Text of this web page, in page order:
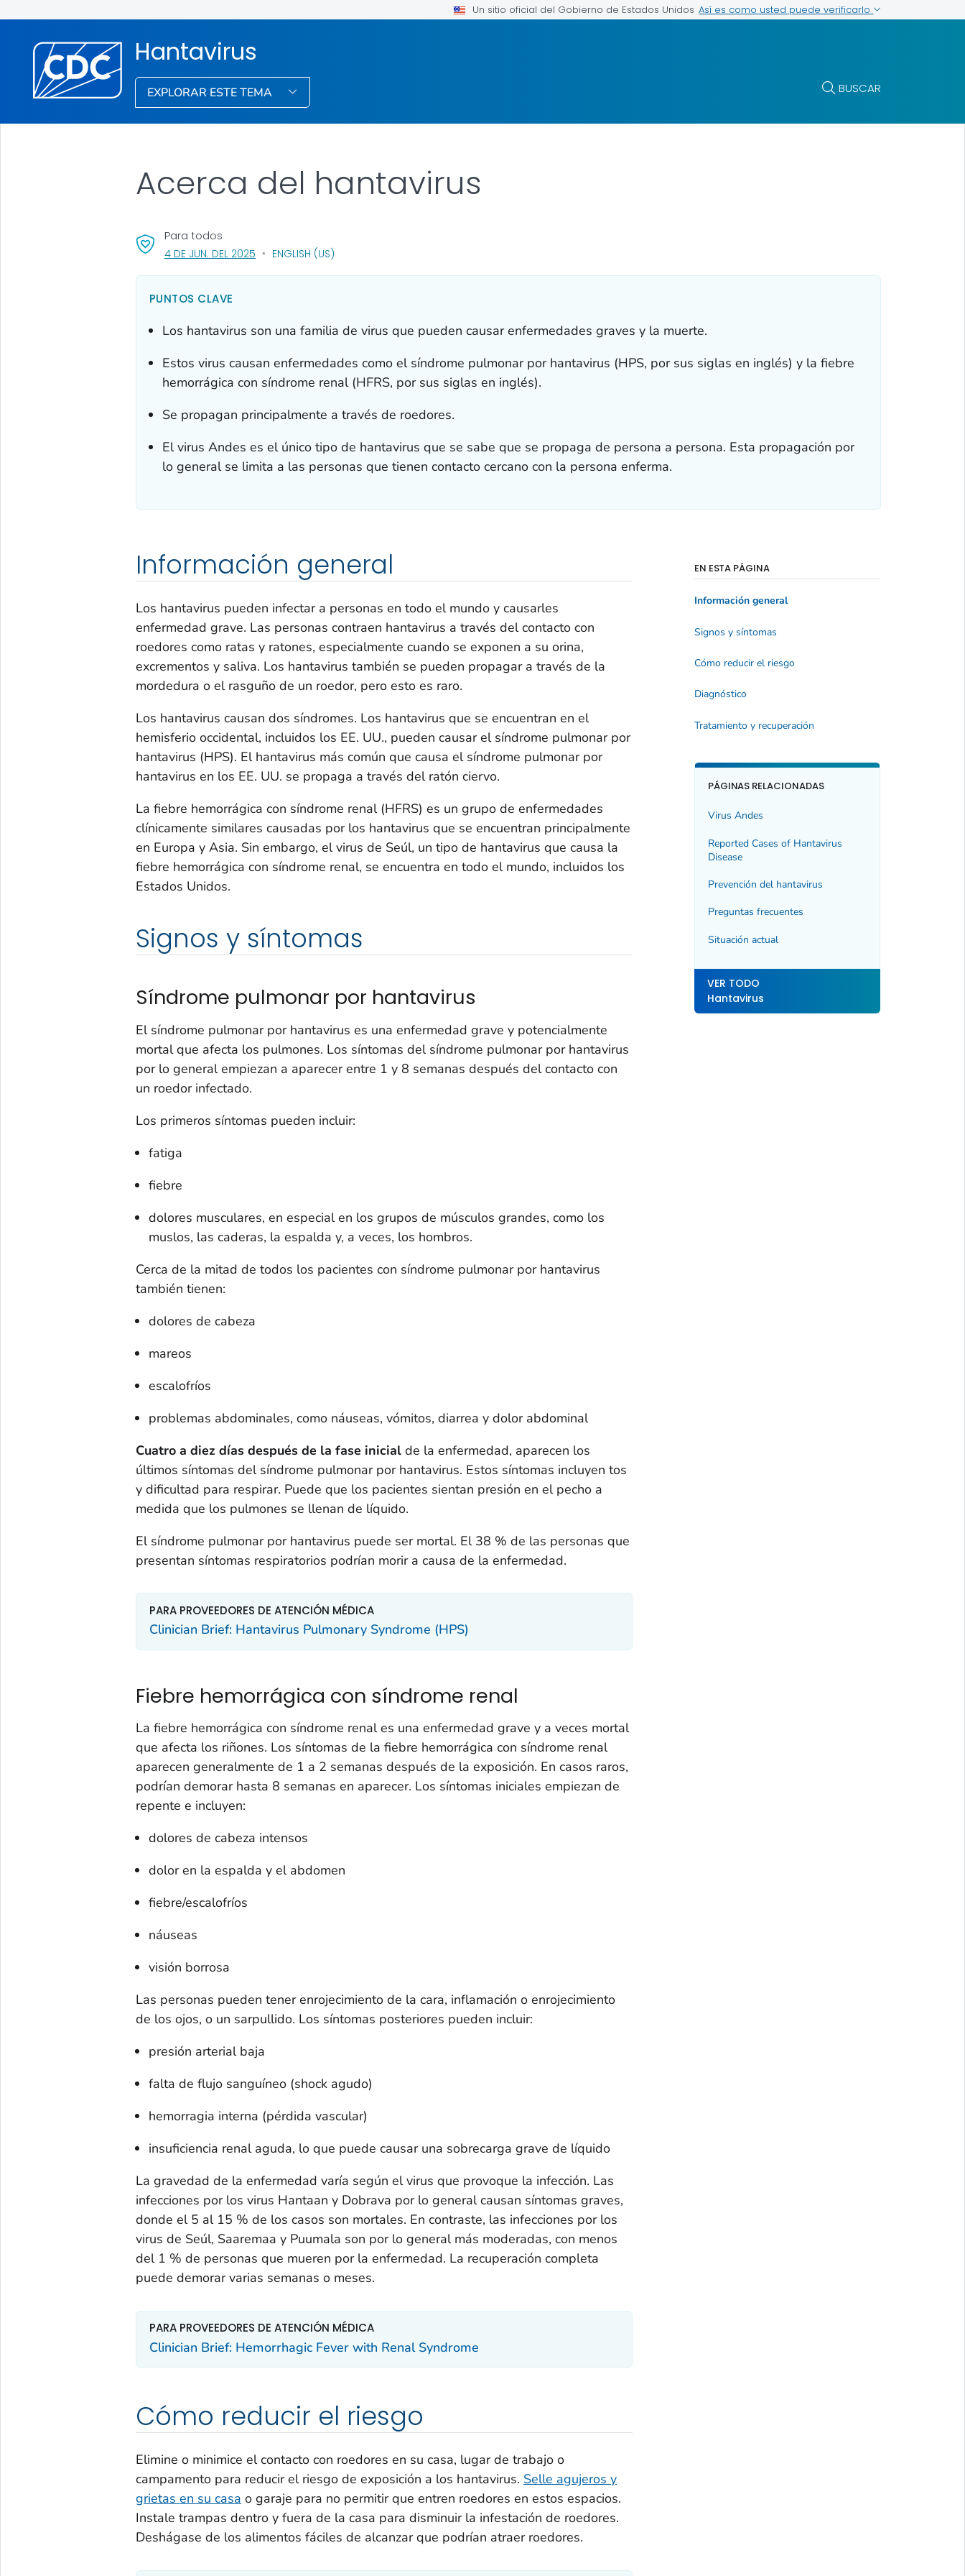
Un sitio oficial del Gobierno de Estados Unidos Así es como usted puede verificarlo
Hantavirus
EXPLORAR ESTE TEMA BUSCAR
Acerca del hantavirus
Para todos
4 DE JUN. DEL 2025, VISIT LINK FOR DETAILS.
ENGLISH (US)
PUNTOS CLAVE
Los hantavirus son una familia de virus que pueden causar enfermedades graves y la muerte.
Estos virus causan enfermedades como el síndrome pulmonar por hantavirus (HPS, por sus siglas en inglés) y la fiebre
hemorrágica con síndrome renal (HFRS, por sus siglas en inglés).
Se propagan principalmente a través de roedores.
El virus Andes es el único tipo de hantavirus que se sabe que se propaga de persona a persona. Esta propagación por
lo general se limita a las personas que tienen contacto cercano con la persona enferma.
Información general
Los hantavirus pueden infectar a personas en todo el mundo y causarles
enfermedad grave. Las personas contraen hantavirus a través del contacto con
roedores como ratas y ratones, especialmente cuando se exponen a su orina,
excrementos y saliva. Los hantavirus también se pueden propagar a través de la
mordedura o el rasguño de un roedor, pero esto es raro.
Los hantavirus causan dos síndromes. Los hantavirus que se encuentran en el
hemisferio occidental, incluidos los EE. UU., pueden causar el síndrome pulmonar por
hantavirus (HPS). El hantavirus más común que causa el síndrome pulmonar por
hantavirus en los EE. UU. se propaga a través del ratón ciervo.
La fiebre hemorrágica con síndrome renal (HFRS) es un grupo de enfermedades
clínicamente similares causadas por los hantavirus que se encuentran principalmente
en Europa y Asia. Sin embargo, el virus de Seúl, un tipo de hantavirus que causa la
fiebre hemorrágica con síndrome renal, se encuentra en todo el mundo, incluidos los
Estados Unidos.
Signos y síntomas
Síndrome pulmonar por hantavirus
El síndrome pulmonar por hantavirus es una enfermedad grave y potencialmente
mortal que afecta los pulmones. Los síntomas del síndrome pulmonar por hantavirus
por lo general empiezan a aparecer entre 1 y 8 semanas después del contacto con
un roedor infectado.
Los primeros síntomas pueden incluir:
fatiga
fiebre
dolores musculares, en especial en los grupos de músculos grandes, como los
muslos, las caderas, la espalda y, a veces, los hombros.
Cerca de la mitad de todos los pacientes con síndrome pulmonar por hantavirus
también tienen:
dolores de cabeza
mareos
escalofríos
problemas abdominales, como náuseas, vómitos, diarrea y dolor abdominal
Cuatro a diez días después de la fase inicialde la enfermedad, aparecen los
últimos síntomas del síndrome pulmonar por hantavirus. Estos síntomas incluyen tos
y dificultad para respirar. Puede que los pacientes sientan presión en el pecho a
medida que los pulmones se llenan de líquido.
El síndrome pulmonar por hantavirus puede ser mortal. El 38 % de las personas que
presentan síntomas respiratorios podrían morir a causa de la enfermedad.
PARA PROVEEDORES DE ATENCIÓN MÉDICA
Clinician Brief: Hantavirus Pulmonary Syndrome (HPS)
Fiebre hemorrágica con síndrome renal
La fiebre hemorrágica con síndrome renal es una enfermedad grave y a veces mortal
que afecta los riñones. Los síntomas de la fiebre hemorrágica con síndrome renal
aparecen generalmente de 1 a 2 semanas después de la exposición. En casos raros,
podrían demorar hasta 8 semanas en aparecer. Los síntomas iniciales empiezan de
repente e incluyen:
dolores de cabeza intensos
dolor en la espalda y el abdomen
fiebre/escalofríos
náuseas
visión borrosa
Las personas pueden tener enrojecimiento de la cara, inflamación o enrojecimiento
de los ojos, o un sarpullido. Los síntomas posteriores pueden incluir:
presión arterial baja
falta de flujo sanguíneo (shockagudo)
hemorragia interna (pérdida vascular)
insuficiencia renal aguda, lo que puede causar una sobrecarga grave de líquido
La gravedad de la enfermedad varía según el virus que provoque la infección. Las
infecciones por los virus Hantaan y Dobrava por lo general causan síntomas graves,
donde el 5 al 15 % de los casos son mortales. En contraste, las infecciones por los
virus de Seúl, Saaremaa y Puumala son por lo general más moderadas, con menos
del 1 % de personas que mueren por la enfermedad. La recuperación completa
puede demorar varias semanas o meses.
PARA PROVEEDORES DE ATENCIÓN MÉDICA
Clinician Brief: Hemorrhagic Fever with Renal Syndrome
Cómo reducir el riesgo
Elimine o minimice el contacto con roedores en su casa, lugar de trabajo o
campamento para reducir el riesgo de exposición a los hantavirus. Selle agujeros y
grietas en su casa o garaje para no permitir que entren roedores en estos espacios.
Instale trampas dentro y fuera de la casa para disminuir la infestación de roedores.
Deshágase de los alimentos fáciles de alcanzar que podrían atraer roedores.
EN ESTA PÁGINA
Información general
Signos y síntomas
Cómo reducir el riesgo
Diagnóstico
Tratamiento y recuperación
PÁGINAS RELACIONADAS
Virus Andes
Reported Cases of Hantavirus
Disease
Prevención del hantavirus
Preguntas frecuentes
Situación actual
VER TODO
Hantavirus